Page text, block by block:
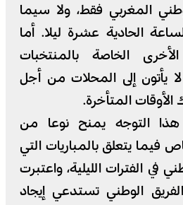
المغربي فقط، ولا سيما
الحادية عشرة ليلا. أما
الخاصة بالمنتخبات
لا يأتون إلى المحلات من أجل
المتأخرة.
التوجه يمنح نوعا من
فيما يتعلق بالمباريات التي
في الفترات الليلية، واعتبرت
الوطني تستدعي إيجاد